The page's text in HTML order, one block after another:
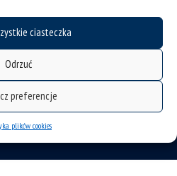
ciasteczka
Odrzuć
preferencje
plików cookies